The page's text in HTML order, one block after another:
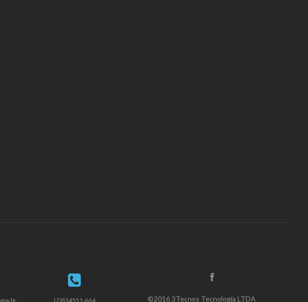
(79)34551-664 ©2016 3Tecnos Tecnologia LTDA